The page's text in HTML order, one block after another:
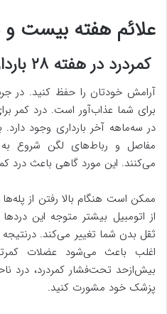
علائم هفته بیست و
کمردرد در هفته ۲۸ بارداری
آرامش خودتان را حفظ کنید. در
برای شما عذاب‌آور است. درد کمر
در سه‌ماهه آخر بارداری وجود دارد.
مفاصل و رباط‌های لگن شروع
می‌کنند. این مورد گاهی باعث درد
ممکن است هنگام بالا رفتن از
از اتومبیل بیشتر متوجه این
ثقل بدن شما تغییر می‌کند.
اغلب باعث می‌شود عضلات
بیش‌ازحد تحت‌فشار کمردرد، درد
پزشک خود مشورت کنید.